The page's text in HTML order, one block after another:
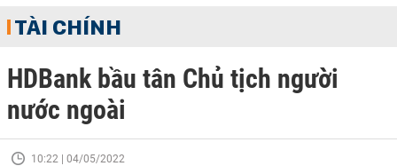
TÀI CHÍNH
HDBank bầu tân Chủ tịch người
nước ngoài
10:22 | 04/05/2022